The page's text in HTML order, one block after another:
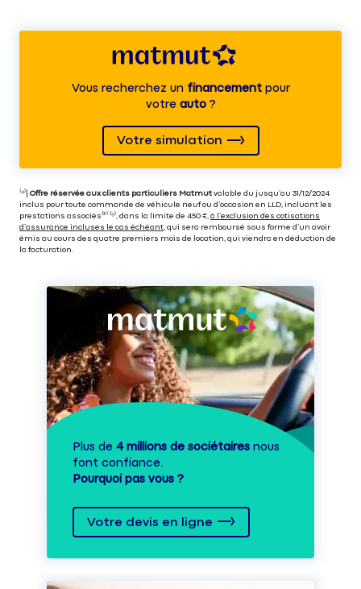
Vous recherchez unfinancementpour
votre auto?
Votre simulation
⁽⁴⁾| Offre réservée aux clients particuliers Matmut valable du jusqu’au 31/12/2024
inclus pour toute commande de véhicule neuf ou d’occasion en LLD, incluant les
prestations associés⁽³⁾ ⁽⁵⁾, dans la limite de 450 €, à l’exclusion des cotisations
d’assurance incluses le cas échéant, qui sera remboursé sous forme d’un avoir
émis au cours des quatre premiers mois de location, qui viendra en déduction de
la facturation.
Plus de 4 millions de sociétaires nous
font confiance.
Pourquoi pas vous ?
Votre devis en ligne